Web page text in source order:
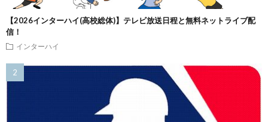
【2026インターハイ(高校総体)】テレビ放送日程と無料ネットライブ配
信！
インターハイ